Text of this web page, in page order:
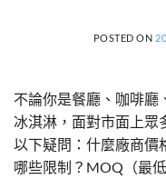
POSTED ON
不論你是餐廳、咖啡廳
冰淇淋，面對市面上眾
以下疑問：什麼廠商價
哪些限制？MOQ（最